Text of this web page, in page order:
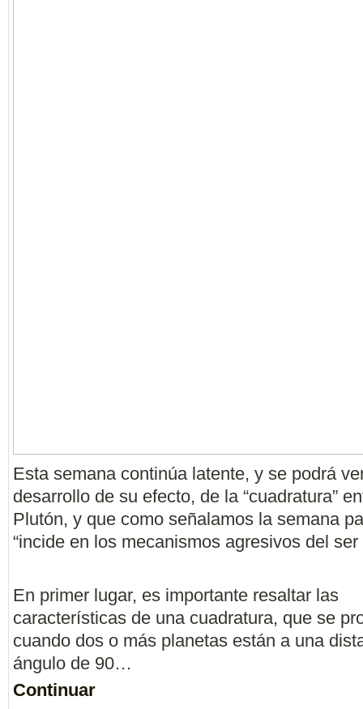
Esta semana continúa latente, y se podrá
desarrollo de su efecto, de la “cuadratura”
Plutón, y que como señalamos la semana
“incide en los mecanismos agresivos del ser
En primer lugar, es importante resaltar las
características de una cuadratura, que se
cuando dos o más planetas están a una
ángulo de 90…
Continuar